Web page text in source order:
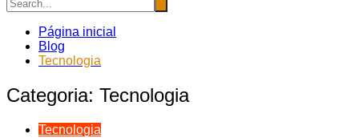
Página inicial
Blog
Tecnologia
Categoria: Tecnologia
Tecnologia